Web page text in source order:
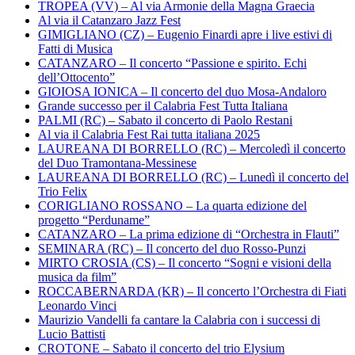
TROPEA (VV) – Al via Armonie della Magna Graecia
Al via il Catanzaro Jazz Fest
GIMIGLIANO (CZ) – Eugenio Finardi apre i live estivi di
Fatti di Musica
CATANZARO – Il concerto “Passione e spirito. Echi
dell’Ottocento”
GIOIOSA IONICA – Il concerto del duo Mosa-Andaloro
Grande successo per il Calabria Fest Tutta Italiana
PALMI (RC) – Sabato il concerto di Paolo Restani
Al via il Calabria Fest Rai tutta italiana 2025
LAUREANA DI BORRELLO (RC) – Mercoledì il concerto
del Duo Tramontana-Messinese
LAUREANA DI BORRELLO (RC) – Lunedì il concerto del
Trio Felix
CORIGLIANO ROSSANO – La quarta edizione del
progetto “Perduname”
CATANZARO – La prima edizione di “Orchestra in Flauti”
SEMINARA (RC) – Il concerto del duo Rosso-Punzi
MIRTO CROSIA (CS) – Il concerto “Sogni e visioni della
musica da film”
ROCCABERNARDA (KR) – Il concerto l’Orchestra di Fiati
Leonardo Vinci
Maurizio Vandelli fa cantare la Calabria con i successi di
Lucio Battisti
CROTONE – Sabato il concerto del trio Elysium